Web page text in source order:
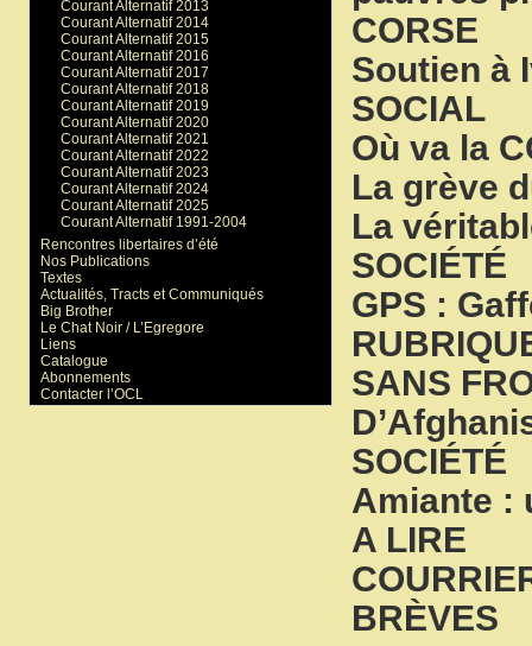
CORSE
Soutien à
SOCIAL
Où va la
La grève
La
SOCIÉTÉ
GPS :
SANS
SOCIÉTÉ
Amiante :
A LIRE
BRÈVES
Courant Alternatif 2013
Courant Alternatif 2014
Courant Alternatif 2015
Courant Alternatif 2016
Courant Alternatif 2017
Courant Alternatif 2018
Courant Alternatif 2019
Courant Alternatif 2020
Courant Alternatif 2021
Courant Alternatif 2022
Courant Alternatif 2023
Courant Alternatif 2024
Courant Alternatif 2025
Courant Alternatif 1991-2004
Rencontres libertaires d’été
Nos Publications
Textes
Actualités, Tracts et Communiqués
Big Brother
Le Chat Noir / L’Egregore
Liens
Catalogue
Abonnements
Contacter l’OCL